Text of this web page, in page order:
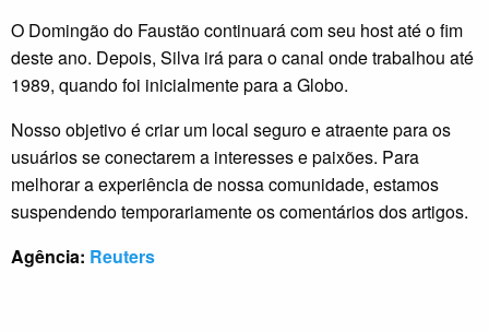
O Domingão do Faustão continuará com seu host até o fim
deste ano. Depois, Silva irá para o canal onde trabalhou até
1989, quando foi inicialmente para a Globo.
Nosso objetivo é criar um local seguro e atraente para os
usuários se conectarem a interesses e paixões. Para
melhorar a experiência de nossa comunidade, estamos
suspendendo temporariamente os comentários dos artigos.
Agência: Reuters